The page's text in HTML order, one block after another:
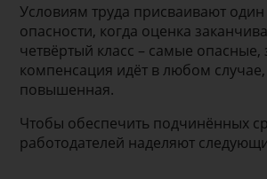
Условиям труда присваивают один
опасности, когда оценка
четвёртый класс – самые опасные,
компенсация идёт в любом случае,
повышенная.
Чтобы обеспечить подчинённых
работодателей наделяют